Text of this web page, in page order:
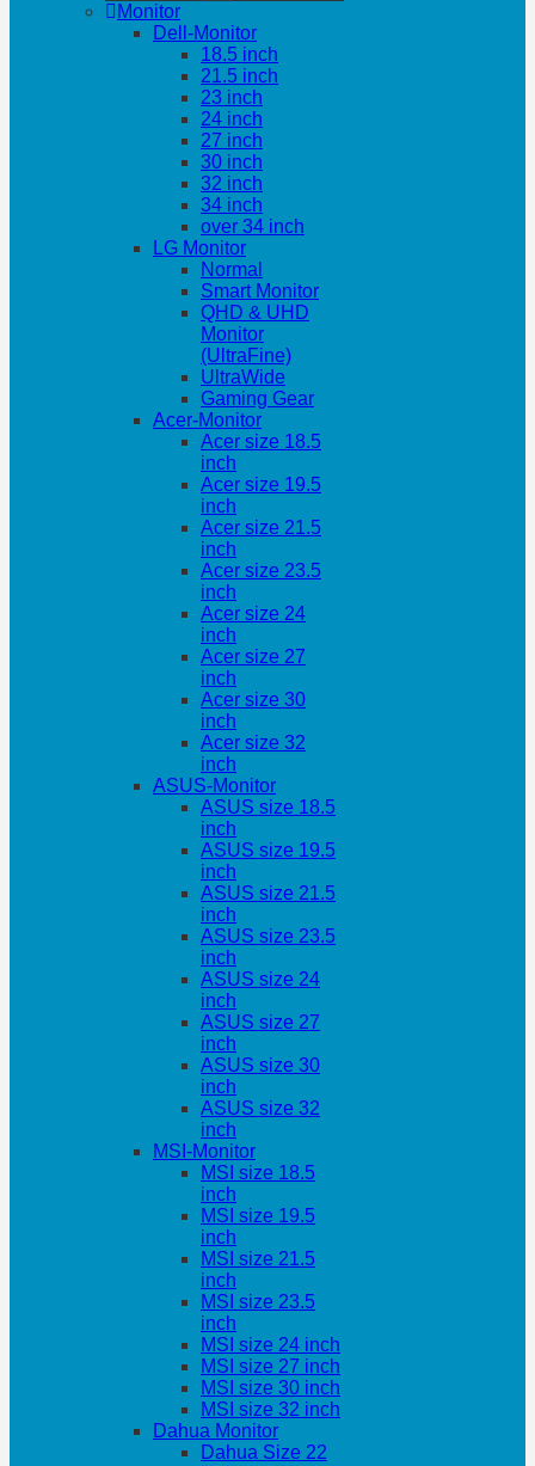
Monitor
Dell-Monitor
18.5 inch
21.5 inch
23 inch
24 inch
27 inch
30 inch
32 inch
34 inch
over 34 inch
LG Monitor
Normal
Smart Monitor
QHD & UHD
Monitor
(UltraFine)
UltraWide
Gaming Gear
Acer-Monitor
Acer size 18.5
inch
Acer size 19.5
inch
Acer size 21.5
inch
Acer size 23.5
inch
Acer size 24
inch
Acer size 27
inch
Acer size 30
inch
Acer size 32
inch
ASUS-Monitor
ASUS size 18.5
inch
ASUS size 19.5
inch
ASUS size 21.5
inch
ASUS size 23.5
inch
ASUS size 24
inch
ASUS size 27
inch
ASUS size 30
inch
ASUS size 32
inch
MSI-Monitor
MSI size 18.5
inch
MSI size 19.5
inch
MSI size 21.5
inch
MSI size 23.5
inch
MSI size 24 inch
MSI size 27 inch
MSI size 30 inch
MSI size 32 inch
Dahua Monitor
Dahua Size 22